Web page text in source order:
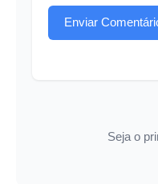
Enviar
Seja o